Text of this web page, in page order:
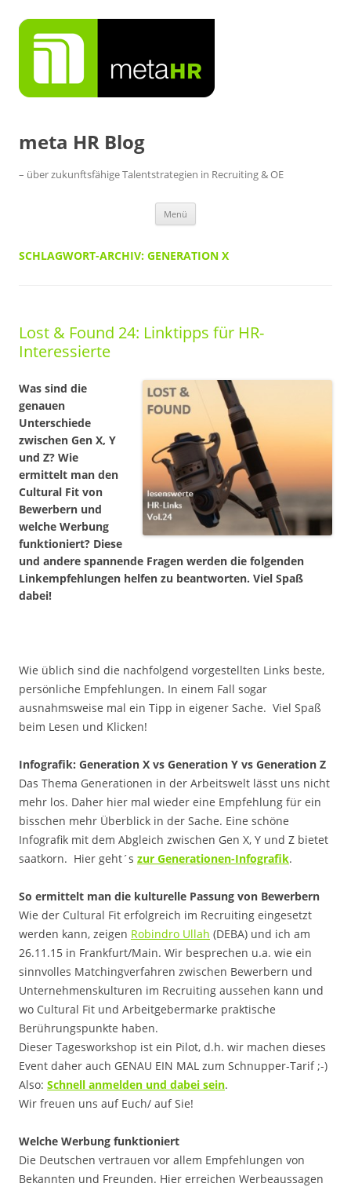
Inhalt
springen
meta HR Blog
– über zukunftsfähige Talentstrategien in Recruiting & OE
Menü
SCHLAGWORT-ARCHIV: GENERATION X
Lost & Found 24: Linktipps für HR-
Interessierte
Was sind die
genauen
Unterschiede
zwischen Gen X, Y
und Z? Wie
ermittelt man den
Cultural Fit von
Bewerbern und
welche Werbung
funktioniert? Diese
und andere spannende Fragen werden die folgenden
Linkempfehlungen helfen zu beantworten. Viel Spaß
dabei!
Wie üblich sind die nachfolgend vorgestellten Links beste,
persönliche Empfehlungen. In einem Fall sogar
ausnahmsweise mal ein Tipp in eigener Sache. Viel Spaß
beim Lesen und Klicken!
Infografik: Generation X vs Generation Y vs Generation Z
Das Thema Generationen in der Arbeitswelt lässt uns nicht
mehr los. Daher hier mal wieder eine Empfehlung für ein
bisschen mehr Überblick in der Sache. Eine schöne
Infografik mit dem Abgleich zwischen Gen X, Y und Z bietet
saatkorn. Hier geht´s zur Generationen-Infografik.
So ermittelt man die kulturelle Passung von Bewerbern
Wie der Cultural Fit erfolgreich im Recruiting eingesetzt
werden kann, zeigen Robindro Ullah (DEBA) und ich am
26.11.15 in Frankfurt/Main. Wir besprechen u.a. wie ein
sinnvolles Matchingverfahren zwischen Bewerbern und
Unternehmenskulturen im Recruiting aussehen kann und
wo Cultural Fit und Arbeitgebermarke praktische
Berührungspunkte haben.
Dieser Tagesworkshop ist ein Pilot, d.h. wir machen dieses
Event daher auch GENAU EIN MAL zum Schnupper-Tarif ;-)
Also: Schnell anmelden und dabei sein.
Wir freuen uns auf Euch/ auf Sie!
Welche Werbung funktioniert
Die Deutschen vertrauen vor allem Empfehlungen von
Bekannten und Freunden. Hier erreichen Werbeaussagen